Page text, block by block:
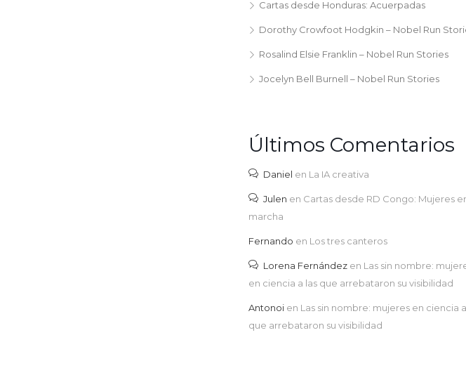
Cartas desde Honduras: Acuerpadas
Dorothy Crowfoot Hodgkin – Nobel Run
Rosalind Elsie Franklin – Nobel Run Stories
Jocelyn Bell Burnell – Nobel Run Stories
Últimos Comentarios
Daniel en La IA creativa
Julen en Cartas desde RD Congo: Mujeres
marcha
Fernando en Los tres canteros
Lorena Fernández en Las sin nombre:
en ciencia a las que arrebataron su visibilidad
Antonoi en Las sin nombre: mujeres en ciencia
que arrebataron su visibilidad